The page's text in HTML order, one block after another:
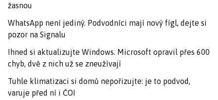
žasnou
WhatsApp není jediný. Podvodníci mají nový fígl, dejte si
pozor na Signalu
Ihned si aktualizujte Windows. Microsoft opravil přes 600
chyb, dvě z nich už se zneužívají
Tuhle klimatizaci si domů nepořizujte: je to podvod,
varuje před ní i ČOI